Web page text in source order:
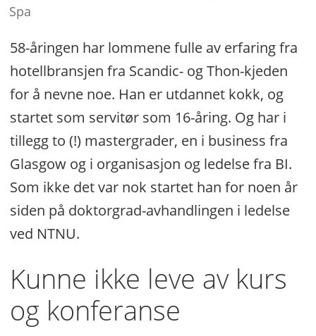
Spa
58-åringen har lommene fulle av erfaring fra
hotellbransjen fra Scandic- og Thon-kjeden
for å nevne noe. Han er utdannet kokk, og
startet som servitør som 16-åring. Og har i
tillegg to (!) mastergrader, en i business fra
Glasgow og i organisasjon og ledelse fra BI.
Som ikke det var nok startet han for noen år
siden på doktorgrad-avhandlingen i ledelse
ved NTNU.
Kunne ikke leve av kurs
og konferanse